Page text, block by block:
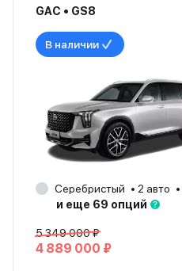
GAC • GS8
В наличии
Серебристый 2 авто
и еще 69 опций
5 349 000 ₽
4 889 000 ₽